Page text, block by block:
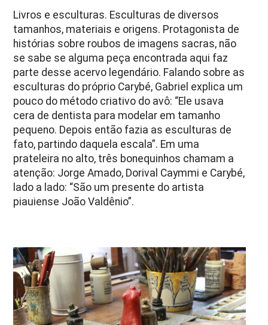
Livros e esculturas. Esculturas de diversos
tamanhos, materiais e origens. Protagonista de
histórias sobre roubos de imagens sacras, não
se sabe se alguma peça encontrada aqui faz
parte desse acervo legendário. Falando sobre as
esculturas do próprio Carybé, Gabriel explica um
pouco do método criativo do avô: “Ele usava
cera de dentista para modelar em tamanho
pequeno. Depois então fazia as esculturas de
fato, partindo daquela escala”. Em uma
prateleira no alto, três bonequinhos chamam a
atenção: Jorge Amado, Dorival Caymmi e Carybé,
lado a lado: “São um presente do artista
piauiense João Valdênio”.